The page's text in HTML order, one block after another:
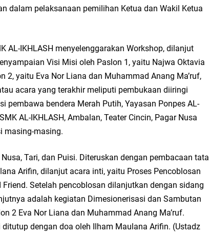
dalam pelaksanaan pemilihan Ketua dan Wakil Ketua
AL-IKHLASH menyelenggarakan Workshop, dilanjut
Visi Misi oleh Paslon 1, yaitu Najwa Oktavia
2, yaitu Eva Nor Liana dan Muhammad Anang Ma’ruf,
acara yang terakhir meliputi pembukaan diiringi
pembawa bendera Merah Putih, Yayasan Ponpes AL-
AL-IKHLASH, Ambalan, Teater Cincin, Pagar Nusa
masing-masing.
Tari, dan Puisi. Diteruskan dengan pembacaan tata
Arifin, dilanjut acara inti, yaitu Proses Pencoblosan
Setelah pencoblosan dilanjutkan dengan sidang
adalah kegiatan Dimesionerisasi dan Sambutan
2 Eva Nor Liana dan Muhammad Anang Ma’ruf.
dengan doa oleh Ilham Maulana Arifin. (Ustadz